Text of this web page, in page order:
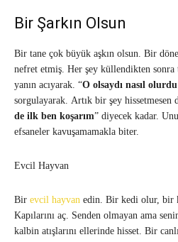
Bir Şarkın Olsun
Bir tane çok büyük aşkın olsun. Bir
nefret etmiş. Her şey küllendikten sonra
yanın acıyarak. “O olsaydı nasıl
sorgulayarak. Artık bir şey hissetmesen
de ilk ben koşarım” diyecek kadar.
efsaneler kavuşamamakla biter.
Evcil Hayvan
Bir evcil hayvan edin. Bir kedi olur, bir
Kapılarını aç. Senden olmayan ama
kalbin atışlarını ellerinde hisset. Bir